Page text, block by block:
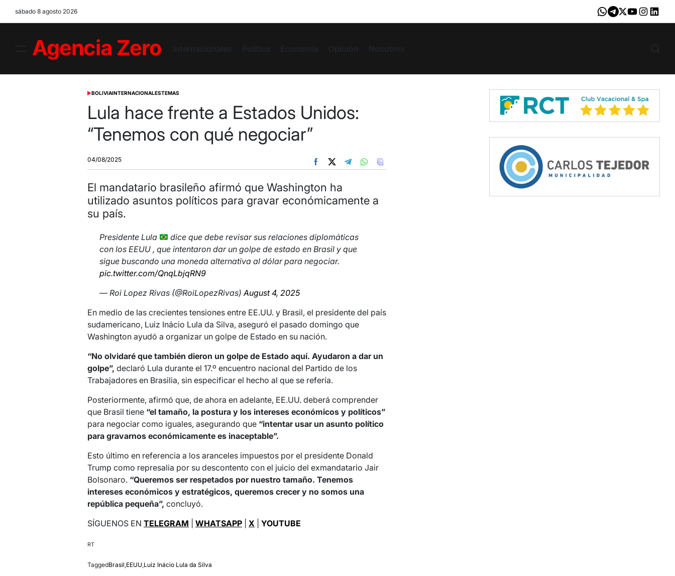
sábado 8 agosto 2026 Whatsapp
Telegram
X YoutubeInstagram
Menu
Agencia
POSTED
BOLIVIAINTERNACIONALESTEMAS
Lula hace frente a Estados Unidos:
“Tenemos con qué negociar”
04/08/2025
El mandatario brasileño afirmó que Washington ha
utilizado asuntos políticos para gravar económicamente a
su país.
Presidente Lula
dice que debe revisar sus relaciones diplomáticas
con los EEUU , que intentaron dar un golpe de estado en Brasil y que
sigue buscando una moneda alternativa al dólar para negociar.
pic.twitter.com/QnqLbjqRN9
— Roi Lopez Rivas (@RoiLopezRivas)August 4, 2025
En medio de las crecientes tensiones entre EE.UU. y Brasil, el presidente del país
sudamericano, Luiz Inácio Lula da Silva, aseguró el pasado domingo que
Washington ayudó a organizar un golpe de Estado en su nación.
“No olvidaré que también dieron un golpe de Estado aquí. Ayudaron a dar un
golpe”, declaró Lula durante el 17.º encuentro nacional del Partido de los
Trabajadores en Brasilia, sin especificar el hecho al que se refería.
Posteriormente, afirmó que, de ahora en adelante, EE.UU. deberá comprender
que Brasil tiene “el tamaño, la postura y los intereses económicos y políticos”
para negociar como iguales, asegurando que “intentar usar un asunto político
para gravarnos económicamente es inaceptable”.
Esto último en referencia a los aranceles impuestos por el presidente Donald
Trump como represalia por su descontento con el juicio del exmandatario Jair
Bolsonaro. “Queremos ser respetados por nuestro tamaño. Tenemos
intereses económicos y estratégicos, queremos crecer y no somos una
república pequeña”, concluyó.
SÍGUENOS EN TELEGRAM WHATSAPP X YOUTUBE
RT
TaggedBrasil EEUU Luiz Inácio Lula da Silva